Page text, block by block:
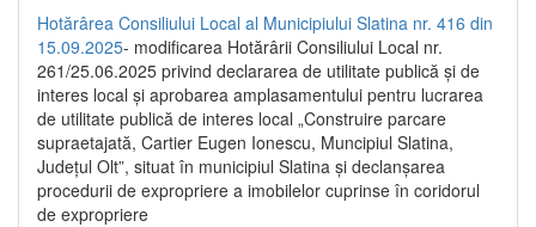
Hotărârea Consiliului Local al Municipiului Slatina nr. 416 din
15.09.2025- modificarea Hotărârii Consiliului Local nr.
261/25.06.2025 privind declararea de utilitate publică și de
interes local și aprobarea amplasamentului pentru lucrarea
de utilitate publică de interes local „Construire parcare
supraetajată, Cartier Eugen Ionescu, Muncipiul Slatina,
Județul Olt”, situat în municipiul Slatina și declanșarea
procedurii de expropriere a imobilelor cuprinse în coridorul
de expropriere